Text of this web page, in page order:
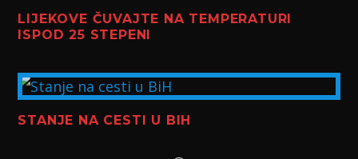
LIJEKOVE ČUVAJTE NA TEMPERATURI
ISPOD 25 STEPENI
STANJE NA CESTI U BIH